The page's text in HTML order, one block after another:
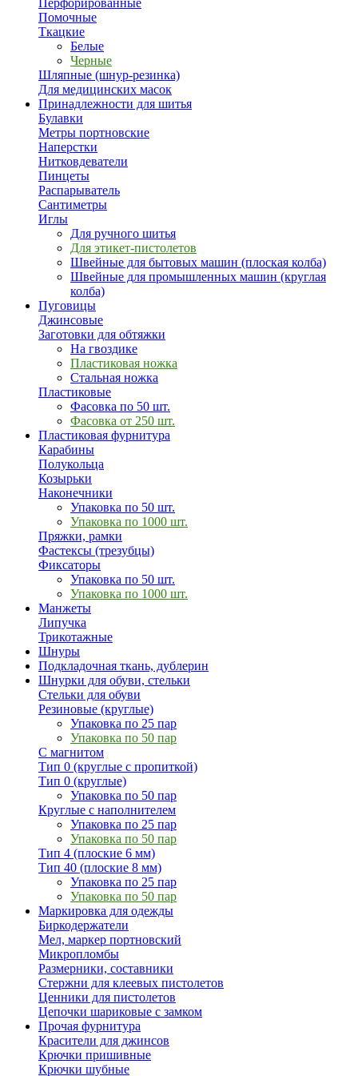
Перфорированные
Помочные
Ткацкие
Белые
Черные
Шляпные (шнур-резинка)
Для медицинских масок
Принадлежности для шитья
Булавки
Метры портновские
Наперстки
Нитковдеватели
Пинцеты
Распарыватель
Сантиметры
Иглы
Для ручного шитья
Для этикет-пистолетов
Швейные для бытовых машин (плоская колба)
Швейные для промышленных машин (круглая
колба)
Пуговицы
Джинсовые
Заготовки для обтяжки
На гвоздике
Пластиковая ножка
Стальная ножка
Пластиковые
Фасовка по 50 шт.
Фасовка от 250 шт.
Пластиковая фурнитура
Карабины
Полукольца
Козырьки
Наконечники
Упаковка по 50 шт.
Упаковка по 1000 шт.
Пряжки, рамки
Фастексы (трезубцы)
Фиксаторы
Упаковка по 50 шт.
Упаковка по 1000 шт.
Манжеты
Липучка
Трикотажные
Шнуры
Подкладочная ткань, дублерин
Шнурки для обуви, стельки
Стельки для обуви
Резиновые (круглые)
Упаковка по 25 пар
Упаковка по 50 пар
С магнитом
Тип 0 (круглые с пропиткой)
Тип 0 (круглые)
Упаковка по 50 пар
Круглые с наполнителем
Упаковка по 25 пар
Упаковка по 50 пар
Тип 4 (плоские 6 мм)
Тип 40 (плоские 8 мм)
Упаковка по 25 пар
Упаковка по 50 пар
Маркировка для одежды
Биркодержатели
Мел, маркер портновский
Микропломбы
Размерники, составники
Стержни для клеевых пистолетов
Ценники для пистолетов
Цепочки шариковые с замком
Прочая фурнитура
Красители для джинсов
Крючки пришивные
Крючки шубные